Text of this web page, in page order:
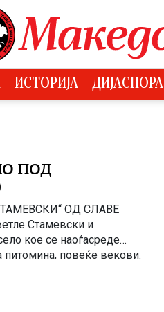
ИСТОРИЈА ДИЈАСПОРА
ПОД
ОД СЛАВЕ
Стамевски и
кое се наоѓасреде
питомина, повеќе векови:
население и тагува